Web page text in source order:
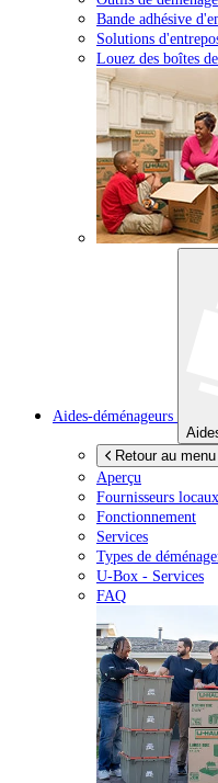
Bande adhésive
Solutions
Louez des boîtes
Aides-déménageurs
Retour au
Aperçu
Fournisseurs locaux
Fonctionnement
Services
Types de
U-Box - Services
FAQ